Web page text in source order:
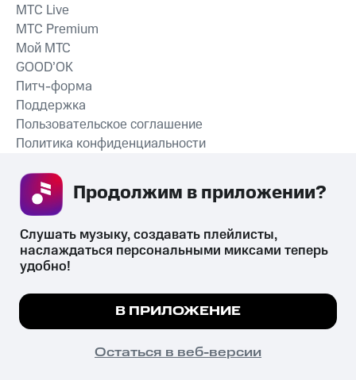
СКАЧАТЬ ПРИЛОЖЕНИЕ
MTС Live
MTС Premium
Мой МТС
GOOD’OK
Питч-форма
Поддержка
Пользовательское соглашение
Политика конфиденциальности
психотропных веществ, их аналогов причиняет вред здоровью,
их незаконный оборот запрещён и влечёт установленную
законодательством ответственность.
© 2026 ООО «КИОН».
Все права защищены
Мы используем куки, чтобы на сайте все
Подробнее
ПОНЯТНО
Слушать музыку, создавать плейлисты,
наслаждаться персональными миксами теперь
удобно!
В ПРИЛОЖЕНИЕ
Остаться в веб-версии